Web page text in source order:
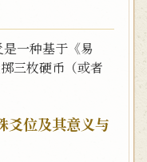
一种基于《易
三枚硬币（或者
爻位及其意义与